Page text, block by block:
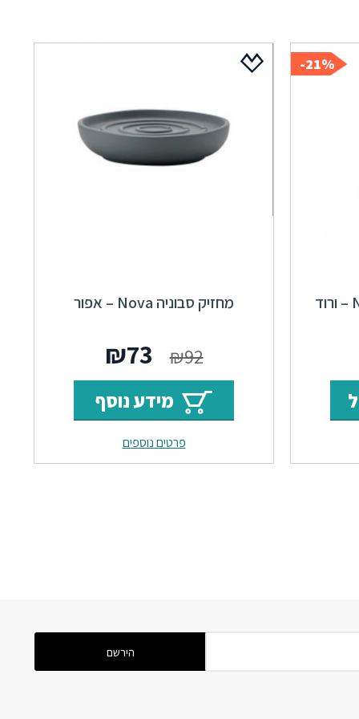
21%-
מחזיק סבוניה Nova – אפור
₪92
המחיר
המקורי
היה:
₪92.
₪73
הנוכחי
הוא:
₪73.
מידע נוסף
פרטים נוספים